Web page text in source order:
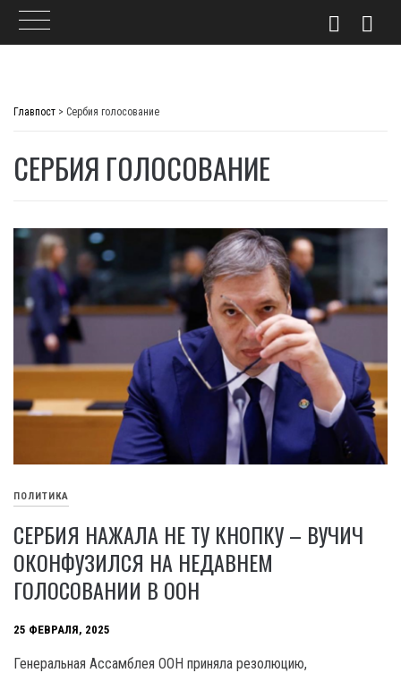
Главпост > Сербия голосование
СЕРБИЯ ГОЛОСОВАНИЕ
ПОЛИТИКА
СЕРБИЯ НАЖАЛА НЕ ТУ КНОПКУ – ВУЧИЧ
ОКОНФУЗИЛСЯ НА НЕДАВНЕМ
ГОЛОСОВАНИИ В ООН
25 ФЕВРАЛЯ, 2025
Генеральная Ассамблея ООН приняла резолюцию,